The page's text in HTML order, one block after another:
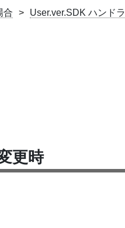
合 User.ver.SDK ハンドラ
更時